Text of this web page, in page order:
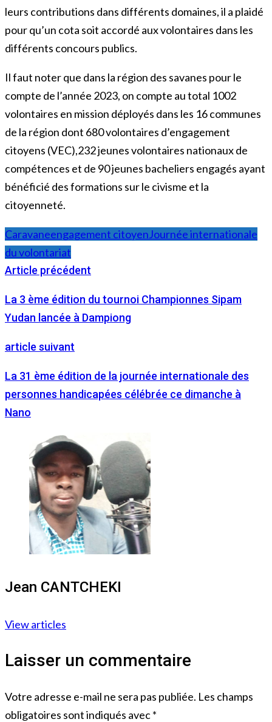
leurs contributions dans différents domaines, il a plaidé
pour qu’un cota soit accordé aux volontaires dans les
différents concours publics.
Il faut noter que dans la région des savanes pour le
compte de l’année 2023, on compte au total 1002
volontaires en mission déployés dans les 16 communes
de la région dont 680 volontaires d’engagement
citoyens (VEC),232 jeunes volontaires nationaux de
compétences et de 90 jeunes bacheliers engagés ayant
bénéficié des formations sur le civisme et la
citoyenneté.
Caravaneengagement citoyenJournée internationale
du volontariat
Article précédent
La 3 ème édition du tournoi Championnes Sipam
Yudan lancée à Dampiong
article suivant
La 31 ème édition de la journée internationale des
personnes handicapées célébrée ce dimanche à
Nano
Jean CANTCHEKI
View articles
Laisser un commentaire
Votre adresse e-mail ne sera pas publiée. Les champs
obligatoires sont indiqués avec*